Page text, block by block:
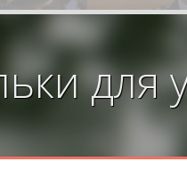
для